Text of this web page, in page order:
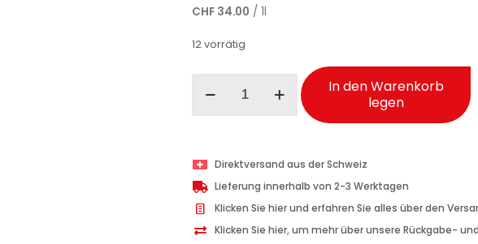
CHF 34.00 / 1l
12 vorrätig
Duschgel
250
ml
Menge
In den Warenkorb
legen
Direktversand aus der Schweiz
Lieferung innerhalb von 2-3 Werktagen
Klicken Sie hier und erfahren Sie alles über den
Klicken Sie hier, um mehr über unsere Rückgabe-